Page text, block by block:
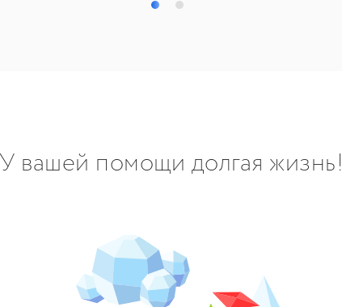
У вашей помощи долгая жизнь!